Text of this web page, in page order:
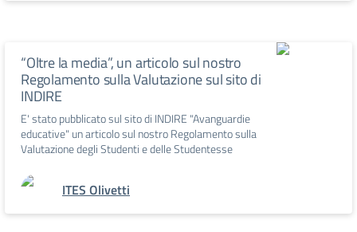
“Oltre la media”, un articolo sul nostro
Regolamento sulla Valutazione sul sito di
INDIRE
E' stato pubblicato sul sito di INDIRE "Avanguardie
educative" un articolo sul nostro Regolamento sulla
Valutazione degli Studenti e delle Studentesse
ITES Olivetti